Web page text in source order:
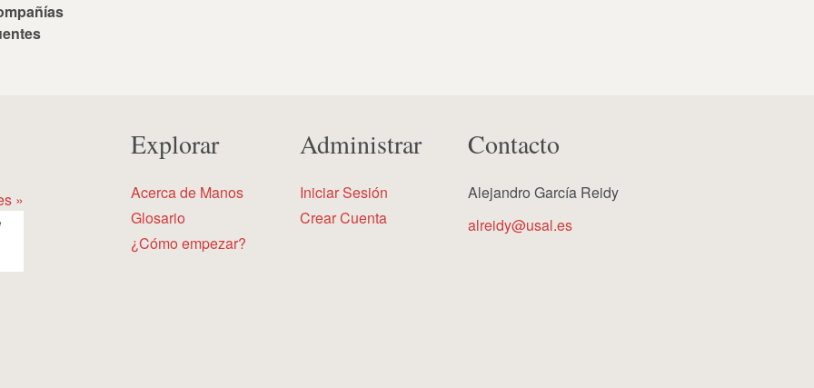
»
Explorar
Acerca de Manos
Glosario
¿Cómo empezar?
Administrar
Iniciar Sesión
Crear Cuenta
Contacto
Alejandro García Reidy
alreidy@usal.es